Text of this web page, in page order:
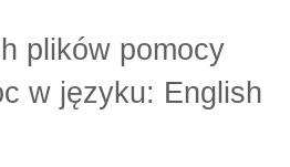
plików pomocy
w języku: English